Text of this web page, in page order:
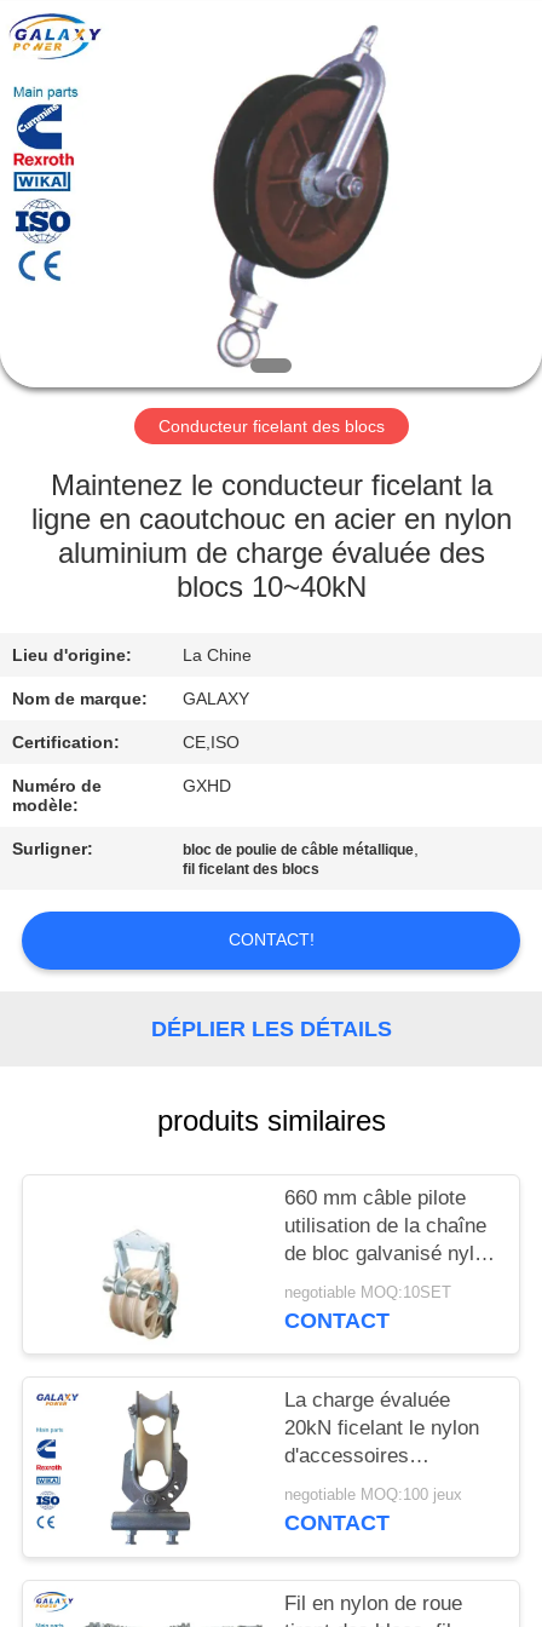
ACCUEIL
PRODUITS
À
DE
NOUS
VISITE
DE
L'USINE
QUALITÉ
CONTACTEZ-
NOUS
NOUVELLES
LES
AFFAIRES
POLICY
Galaxy
power
industry
limited.
Rights
Reserved.
Conducteur ficelant des blocs
Maintenez le conducteur ficelant la
ligne en caoutchouc en acier en nylon
aluminium de charge évaluée des
blocs 10~40kN
Lieu d'origine: La Chine
Nom de marque: GALAXY
Certification: CE,ISO
Numéro de
modèle:
GXHD
Surligner: bloc de poulie de câble métallique,
fil ficelant des blocs
CONTACT!
DÉPLIER LES DÉTAILS
produits similaires
660 mm câble pilote
utilisation de la chaîne
de bloc galvanisé nylon
feuille de câble aérien
poulie bloc
negotiable MOQ:10SET
CONTACT
La charge évaluée
20kN ficelant le nylon
d'accessoires
d'équipement roulent
negotiable MOQ:100 jeux
CONTACT
Fil en nylon de roue